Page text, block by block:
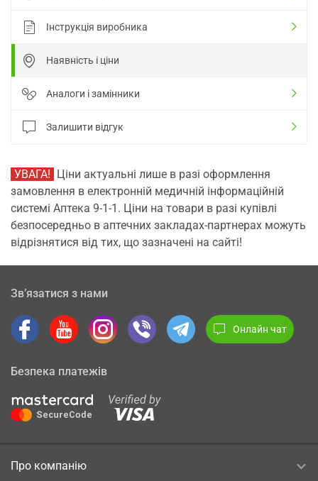
Інструкція виробника
Наявність і ціни
Аналоги і замінники
Залишити відгук
УВАГА! Ціни актуальні лише в разі оформлення
замовлення в електронній медичній інформаційній
системі Аптека 9-1-1. Ціни на товари в разі купівлі
безпосередньо в аптечних закладах-партнерах можуть
відрізнятися від тих, що зазначені на сайті!
Зв’язатися з нами
Онлайн чат
Безпека платежів
Про компанію